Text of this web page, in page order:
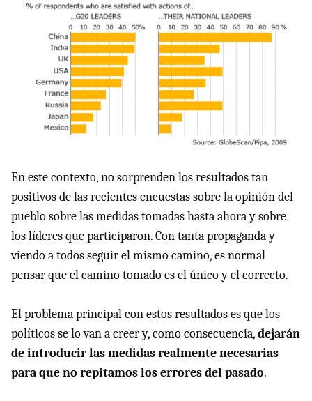
En este contexto, no sorprenden los resultados tan
positivos de las recientes encuestas sobre la opinión del
pueblo sobre las medidas tomadas hasta ahora y sobre
los líderes que participaron. Con tanta propaganda y
viendo a todos seguir el mismo camino, es normal
pensar que el camino tomado es el único y el correcto.
El problema principal con estos resultados es que los
políticos se lo van a creer y, como consecuencia,dejarán
de introducir las medidas realmente necesarias
para que no repitamos los errores del pasado.